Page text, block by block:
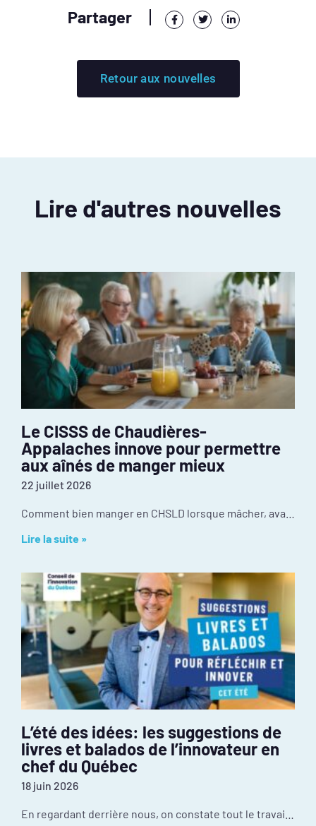
Partager
Retour aux nouvelles
Lire d'autres nouvelles
Le CISSS de Chaudières-
Appalaches innove pour permettre
aux aînés de manger mieux
22 juillet 2026
Lire la suite »
L’été des idées: les suggestions de
livres et balados de l’innovateur en
chef du Québec
18 juin 2026